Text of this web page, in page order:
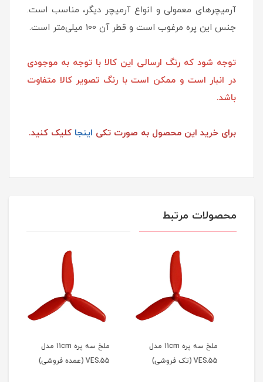
آرمیچرهای معمولی و انواع آرميچر ديگر، مناسب است.
جنس این پره مرغوب است و قطر آن 100 میلی‌متر است.
توجه شود که رنگ ارسالی این کالا با توجه به موجودی
در انبار است و ممکن است با رنگ تصویر کالا متفاوت
باشد.
برای خرید این محصول به صورت تکی اینجا کلیک کنید.
محصولات مرتبط
ملخ سه پره 11cm مدل
VES.55 (تک فروشی)
ملخ سه پره 11cm مدل
VES.55 (عمده فروشی)